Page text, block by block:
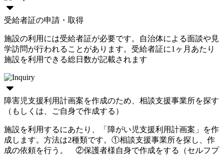
受給者証の申請・取得
施設の利用には受給者証が必要です。自治体による面談や見
学訪問が行われることがあります。受給者証に1ヶ月あたり
施設を利用できる総日数が記載されます
障害児支援利用計画案を作成のため、相談支援事業所を探す
（もしくは、ご自身で作成する）
施設を利用するにあたり、「障がい児支援利用計画案」を作
成します。方法は2種類です。①相談支援事業所を探し、作
成の依頼を行う。 ②保護者様自身で作成をする（セルフプ